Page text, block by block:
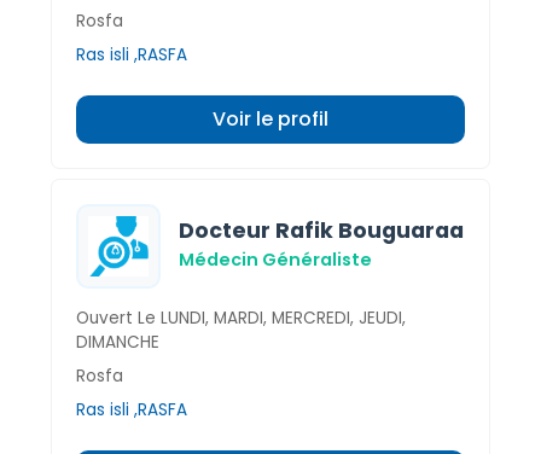
Rosfa
Ras isli ,RASFA
Voir le profil
Docteur Rafik Bouguaraa
Médecin Généraliste
Ouvert Le LUNDI, MARDI, MERCREDI, JEUDI,
DIMANCHE
Rosfa
Ras isli ,RASFA